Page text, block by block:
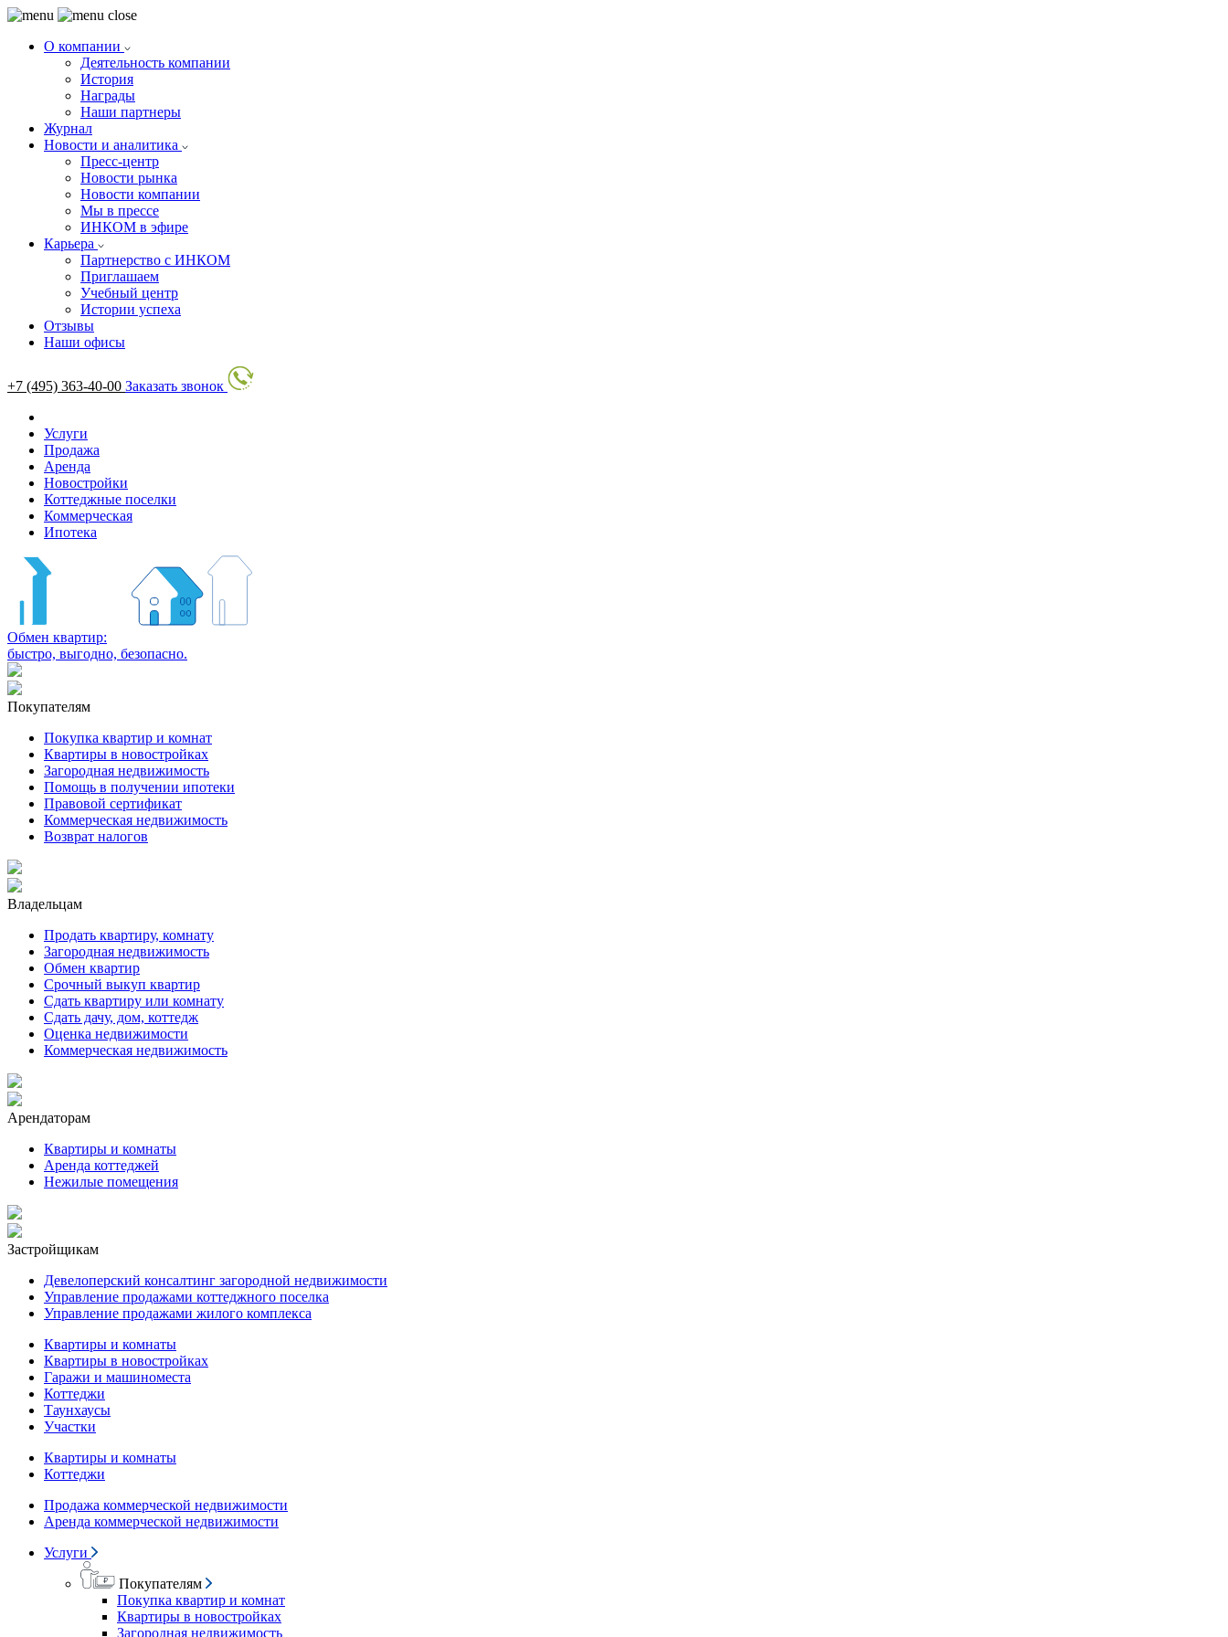
О компании
Деятельность компании
История
Награды
Наши партнеры
Журнал
Новости и аналитика
Пресс-центр
Новости рынка
Новости компании
Мы в прессе
ИНКОМ в эфире
Карьера
Партнерство с ИНКОМ
Приглашаем
Учебный центр
Истории успеха
Отзывы
Наши офисы
+7 (495) 363-40-00 Заказать звонок
Услуги
Продажа
Аренда
Новостройки
Коттеджные поселки
Коммерческая
Ипотека
Обмен квартир:
быстро, выгодно, безопасно.
Покупателям
Покупка квартир и комнат
Квартиры в новостройках
Загородная недвижимость
Помощь в получении ипотеки
Правовой сертификат
Коммерческая недвижимость
Возврат налогов
Владельцам
Продать квартиру, комнату
Загородная недвижимость
Обмен квартир
Срочный выкуп квартир
Сдать квартиру или комнату
Сдать дачу, дом, коттедж
Оценка недвижимости
Коммерческая недвижимость
Арендаторам
Квартиры и комнаты
Аренда коттеджей
Нежилые помещения
Застройщикам
Девелоперский консалтинг загородной недвижимости
Управление продажами коттеджного поселка
Управление продажами жилого комплекса
Квартиры и комнаты
Квартиры в новостройках
Гаражи и машиноместа
Коттеджи
Таунхаусы
Участки
Квартиры и комнаты
Коттеджи
Продажа коммерческой недвижимости
Аренда коммерческой недвижимости
Услуги
Покупателям
Покупка квартир и комнат
Квартиры в новостройках
Загородная недвижимость